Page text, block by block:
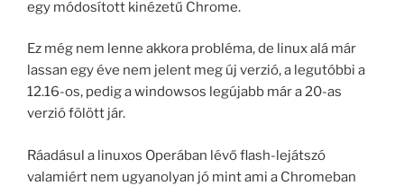
egy módosított kinézetű Chrome.
Ez még nem lenne akkora probléma, de linux alá már
lassan egy éve nem jelent meg új verzió, a legutóbbi a
12.16-os, pedig a windowsos legújabb már a 20-as
verzió fölött jár.
Ráadásul a linuxos Operában lévő flash-lejátszó
valamiért nem ugyanolyan jó mint ami a Chromeban